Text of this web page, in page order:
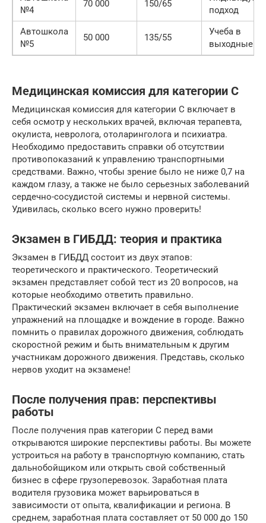
№4
70 000 150/65
подход
Автошкола
№5
50 000 135/55
Учеба в
выходные
Медицинская комиссия для категории C
Медицинская комиссия для категории C включает в
себя осмотр у нескольких врачей, включая терапевта,
окулиста, невролога, отоларинголога и психиатра.
Необходимо предоставить справки об отсутствии
противопоказаний к управлению транспортными
средствами. Важно, чтобы зрение было не ниже 0,7 на
каждом глазу, а также не было серьезных заболеваний
сердечно-сосудистой системы и нервной системы.
Удивилась, сколько всего нужно проверить!
Экзамен в ГИБДД: теория и практика
Экзамен в ГИБДД состоит из двух этапов:
теоретического и практического. Теоретический
экзамен представляет собой тест из 20 вопросов, на
которые необходимо ответить правильно.
Практический экзамен включает в себя выполнение
упражнений на площадке и вождение в городе. Важно
помнить о правилах дорожного движения, соблюдать
скоростной режим и быть внимательным к другим
участникам дорожного движения. Представь, сколько
нервов уходит на экзамене!
После получения прав: перспективы
работы
После получения прав категории C перед вами
открываются широкие перспективы работы. Вы можете
устроиться на работу в транспортную компанию, стать
дальнобойщиком или открыть свой собственный
бизнес в сфере грузоперевозок. Заработная плата
водителя грузовика может варьироваться в
зависимости от опыта, квалификации и региона. В
среднем, заработная плата составляет от 50 000 до 150